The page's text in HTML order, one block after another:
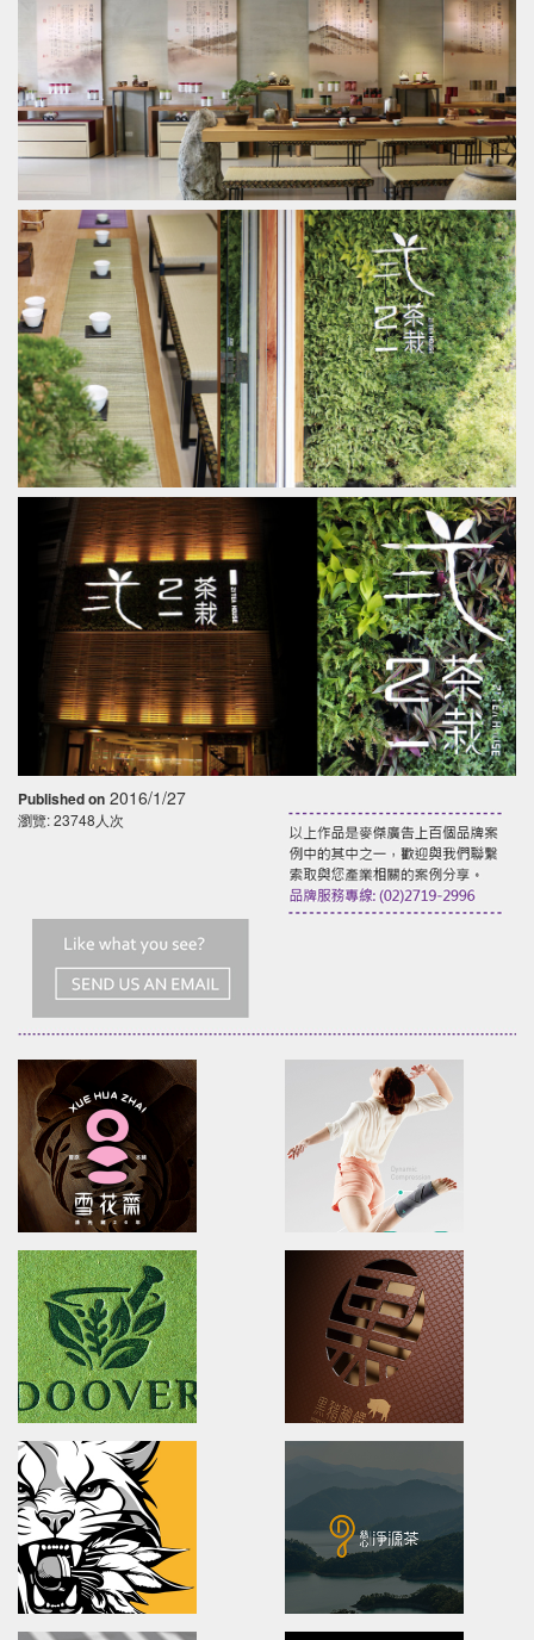
Published on 2016/1/27
瀏覽: 23748人次
XueHuaZhai
brand identity/logo design/packaging
雪花齋豐原餅舖/品牌形象識別/包裝設計
OPPO MEDICAL
Advertising/Poster Design/
歐柏醫療/全球主視覺/產品策略/海